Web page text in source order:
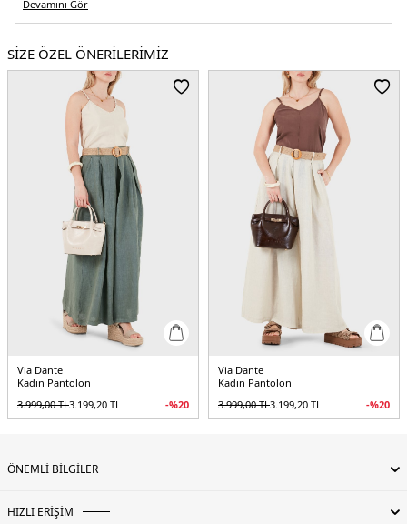
Kalıp Bilgisi:Regular Fit, Normal Bel, Geniş Paça
Beden : S-M
Menşei :İtalya
5DY24998194.12
Devamını Gör
SİZE ÖZEL ÖNERİLERİMİZ
Via Dante
Kadın Pantolon
3.999,00TL3.199,20 TL -%20
Via Dante
Kadın Pantolon
3.999,00TL3.199,20 TL -%20
ÖNEMLİ BİLGİLER
HIZLI ERİŞİM